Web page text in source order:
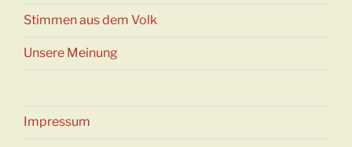
Stimmen aus dem Volk
Unsere Meinung
Impressum